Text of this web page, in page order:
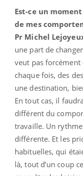
Est-ce un
de mes
Pr Michel
une part de
veut pas
chaque fois, des
une destination,
En tout cas, il
différent du
travaille. Un
différente. Et les
habituelles, qui
là, tout d’un coup